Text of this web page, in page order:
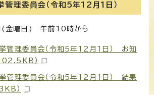
管理委員会（令和5年12月1日）
金曜日) 午前10時から
管理委員会（令和5年12月1日） お知
）
管理委員会（令和5年12月1日） 結果
）